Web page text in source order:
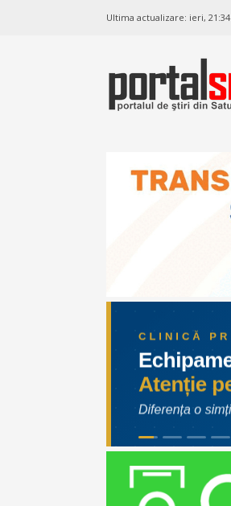
Ultima actualizare: ieri, 21:34